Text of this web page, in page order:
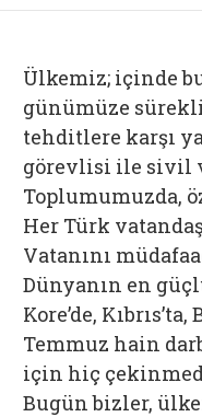
Ülkemiz; içinde
günümüze
tehditlere karşı
görevlisi ile sivil
Toplumumuzda,
Her Türk
Vatanını
Dünyanın en
Kore’de,
Temmuz hain
için hiç
Bugün bizler,